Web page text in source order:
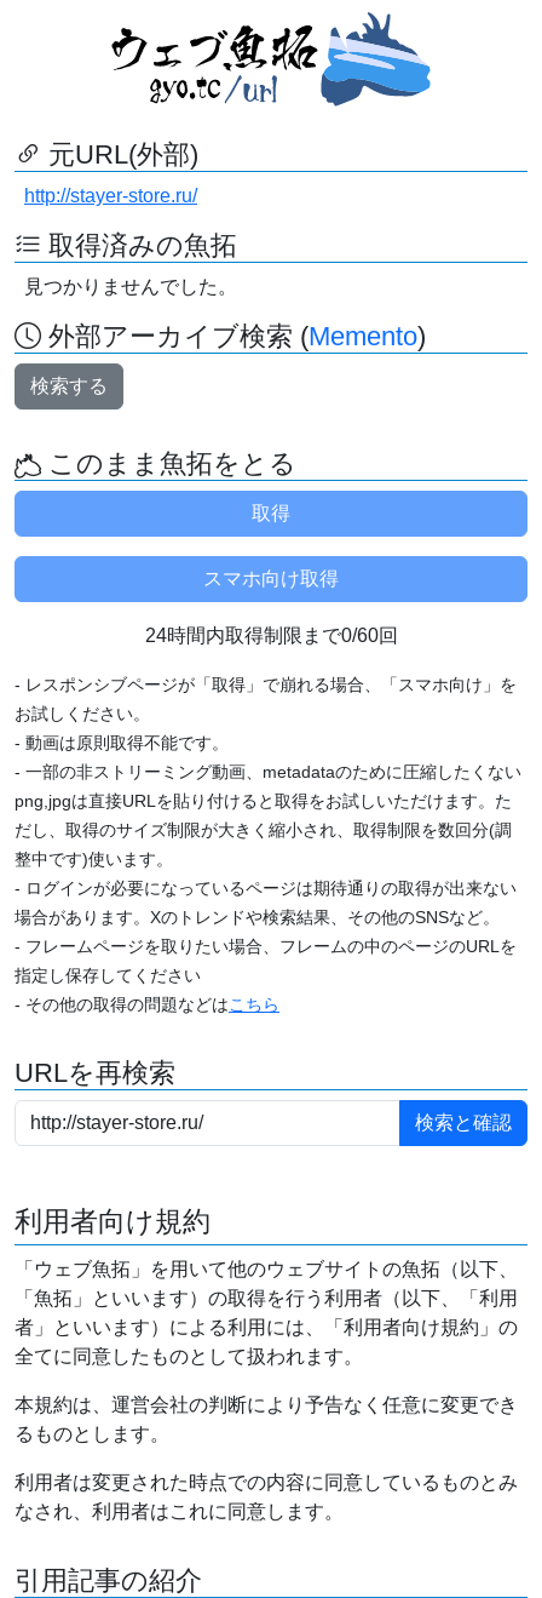
元URL(外部)
http://stayer-store.ru/
取得済みの魚拓
見つかりませんでした。
外部アーカイブ検索 (Memento)
検索する
このまま魚拓をとる
24時間内取得制限まで0/60回
- レスポンシブページが「取得」で崩れる場合、「スマホ向け」を
お試しください。
- 動画は原則取得不能です。
- 一部の非ストリーミング動画、metadataのために圧縮したくない
png,jpgは直接URLを貼り付けると取得をお試しいただけます。た
だし、取得のサイズ制限が大きく縮小され、取得制限を数回分(調
整中です)使います。
- ログインが必要になっているページは期待通りの取得が出来ない
場合があります。Xのトレンドや検索結果、その他のSNSなど。
- フレームページを取りたい場合、フレームの中のページのURLを
指定し保存してください
- その他の取得の問題などはこちら
URLを再検索
利用者向け規約
「ウェブ魚拓」を用いて他のウェブサイトの魚拓（以下、
「魚拓」といいます）の取得を行う利用者（以下、「利用
者」といいます）による利用には、「利用者向け規約」の
全てに同意したものとして扱われます。
本規約は、運営会社の判断により予告なく任意に変更でき
るものとします。
利用者は変更された時点での内容に同意しているものとみ
なされ、利用者はこれに同意します。
引用記事の紹介